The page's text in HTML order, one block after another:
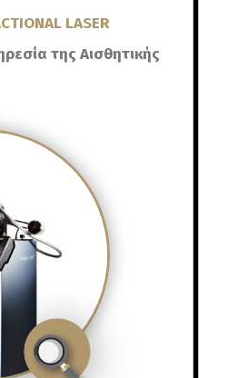
LASER
της Αισθητικής